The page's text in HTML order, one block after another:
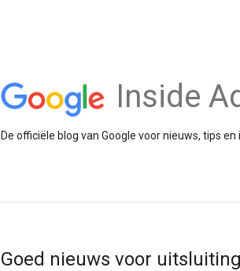
Inside
De officiële blog van Google voor nieuws, tips
Goed nieuws voor